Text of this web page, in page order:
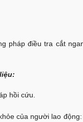
pháp điều tra cắt
hồi cứu.
của người lao